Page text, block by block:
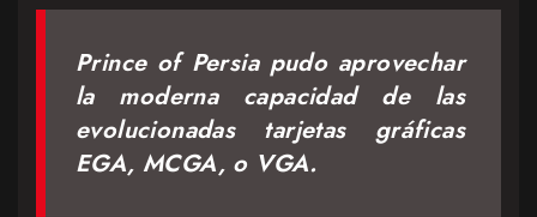
Prince of Persia pudo aprovechar
la moderna capacidad de las
evolucionadas tarjetas gráficas
EGA, MCGA, o VGA.